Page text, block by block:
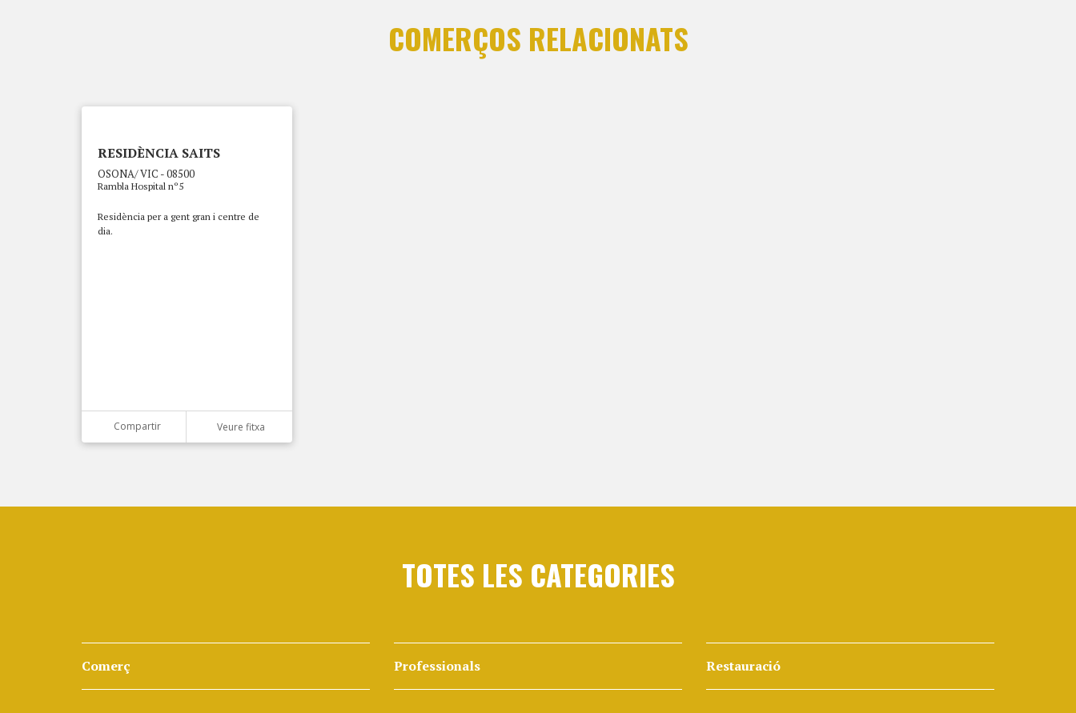
COMERÇOS RELACIONATS
RESIDÈNCIA SAITS
OSONA/ VIC - 08500
Rambla Hospital nº5
Residència per a gent gran i centre de
dia.
Compartir Veure fitxa
TOTES LES CATEGORIES
Comerç Professionals Restauració